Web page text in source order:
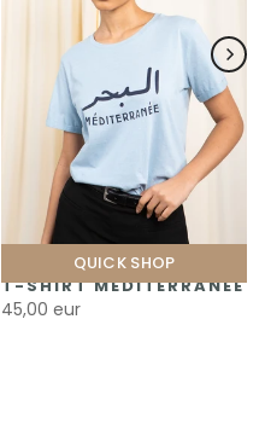
QUICK SHOP
T-SHIRT MÉDITERRANÉE
45,00 eur